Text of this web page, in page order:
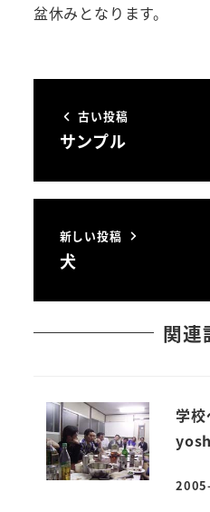
盆休みとなります。
古い投稿
サンプル
新しい投稿
犬
関連
学
投稿日